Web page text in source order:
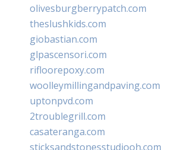
olivesburgberrypatch.com
theslushkids.com
giobastian.com
glpascensori.com
rifloorepoxy.com
woolleymillingandpaving.com
uptonpvd.com
2troublegrill.com
casateranga.com
sticksandstonesstudiooh.com